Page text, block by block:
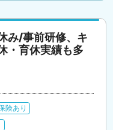
み/事前研修、キ
・育休実績も多
険あり